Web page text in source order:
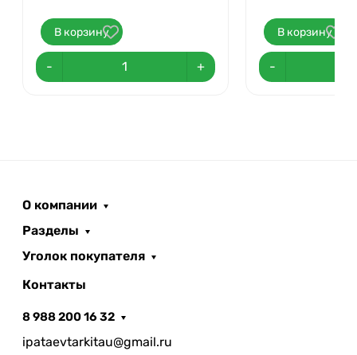
В корзину
- +
В корзину
-
О компании
Разделы
Уголок покупателя
Контакты
8 988 200 16 32
ipataevtarkitau@gmail.ru